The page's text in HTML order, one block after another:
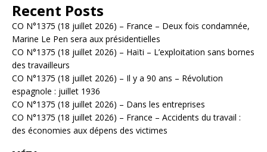
Recent Posts
CO N°1375 (18 juillet 2026) – France – Deux fois condamnée,
Marine Le Pen sera aux présidentielles
CO N°1375 (18 juillet 2026) – Haïti – L’exploitation sans bornes
des travailleurs
CO N°1375 (18 juillet 2026) – Il y a 90 ans – Révolution
espagnole : juillet 1936
CO N°1375 (18 juillet 2026) – Dans les entreprises
CO N°1375 (18 juillet 2026) – France – Accidents du travail :
des économies aux dépens des victimes